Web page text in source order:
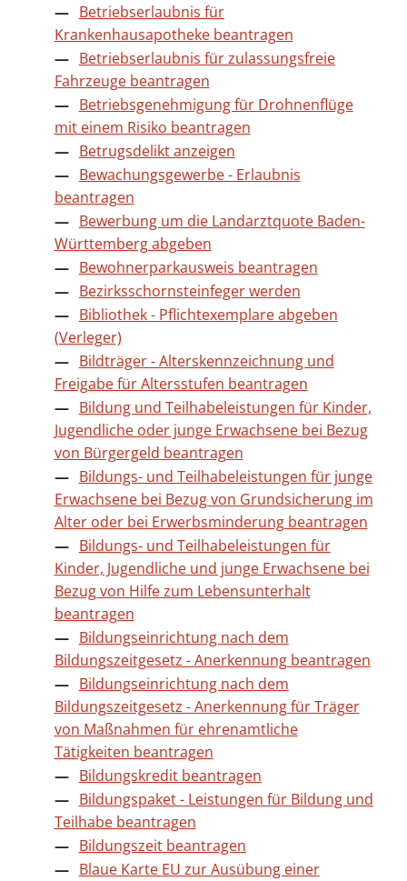
Betriebserlaubnis für
Krankenhausapotheke beantragen
Betriebserlaubnis für zulassungsfreie
Fahrzeuge beantragen
Betriebsgenehmigung für Drohnenflüge
mit einem Risiko beantragen
Betrugsdelikt anzeigen
Bewachungsgewerbe - Erlaubnis
beantragen
Bewerbung um die Landarztquote Baden-
Württemberg abgeben
Bewohnerparkausweis beantragen
Bezirksschornsteinfeger werden
Bibliothek - Pflichtexemplare abgeben
(Verleger)
Bildträger - Alterskennzeichnung und
Freigabe für Altersstufen beantragen
Bildung und Teilhabeleistungen für Kinder,
Jugendliche oder junge Erwachsene bei Bezug
von Bürgergeld beantragen
Bildungs- und Teilhabeleistungen für junge
Erwachsene bei Bezug von Grundsicherung im
Alter oder bei Erwerbsminderung beantragen
Bildungs- und Teilhabeleistungen für
Kinder, Jugendliche und junge Erwachsene bei
Bezug von Hilfe zum Lebensunterhalt
beantragen
Bildungseinrichtung nach dem
Bildungszeitgesetz - Anerkennung beantragen
Bildungseinrichtung nach dem
Bildungszeitgesetz - Anerkennung für Träger
von Maßnahmen für ehrenamtliche
Tätigkeiten beantragen
Bildungskredit beantragen
Bildungspaket - Leistungen für Bildung und
Teilhabe beantragen
Bildungszeit beantragen
Blaue Karte EU zur Ausübung einer